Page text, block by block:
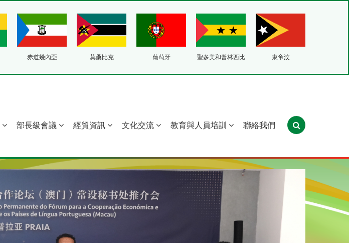
赤道幾內亞 莫桑比克 葡萄牙 聖多美和普林西比 東帝汶
部長級會議 經貿資訊 文化交流 教育與人員培訓 聯絡我們